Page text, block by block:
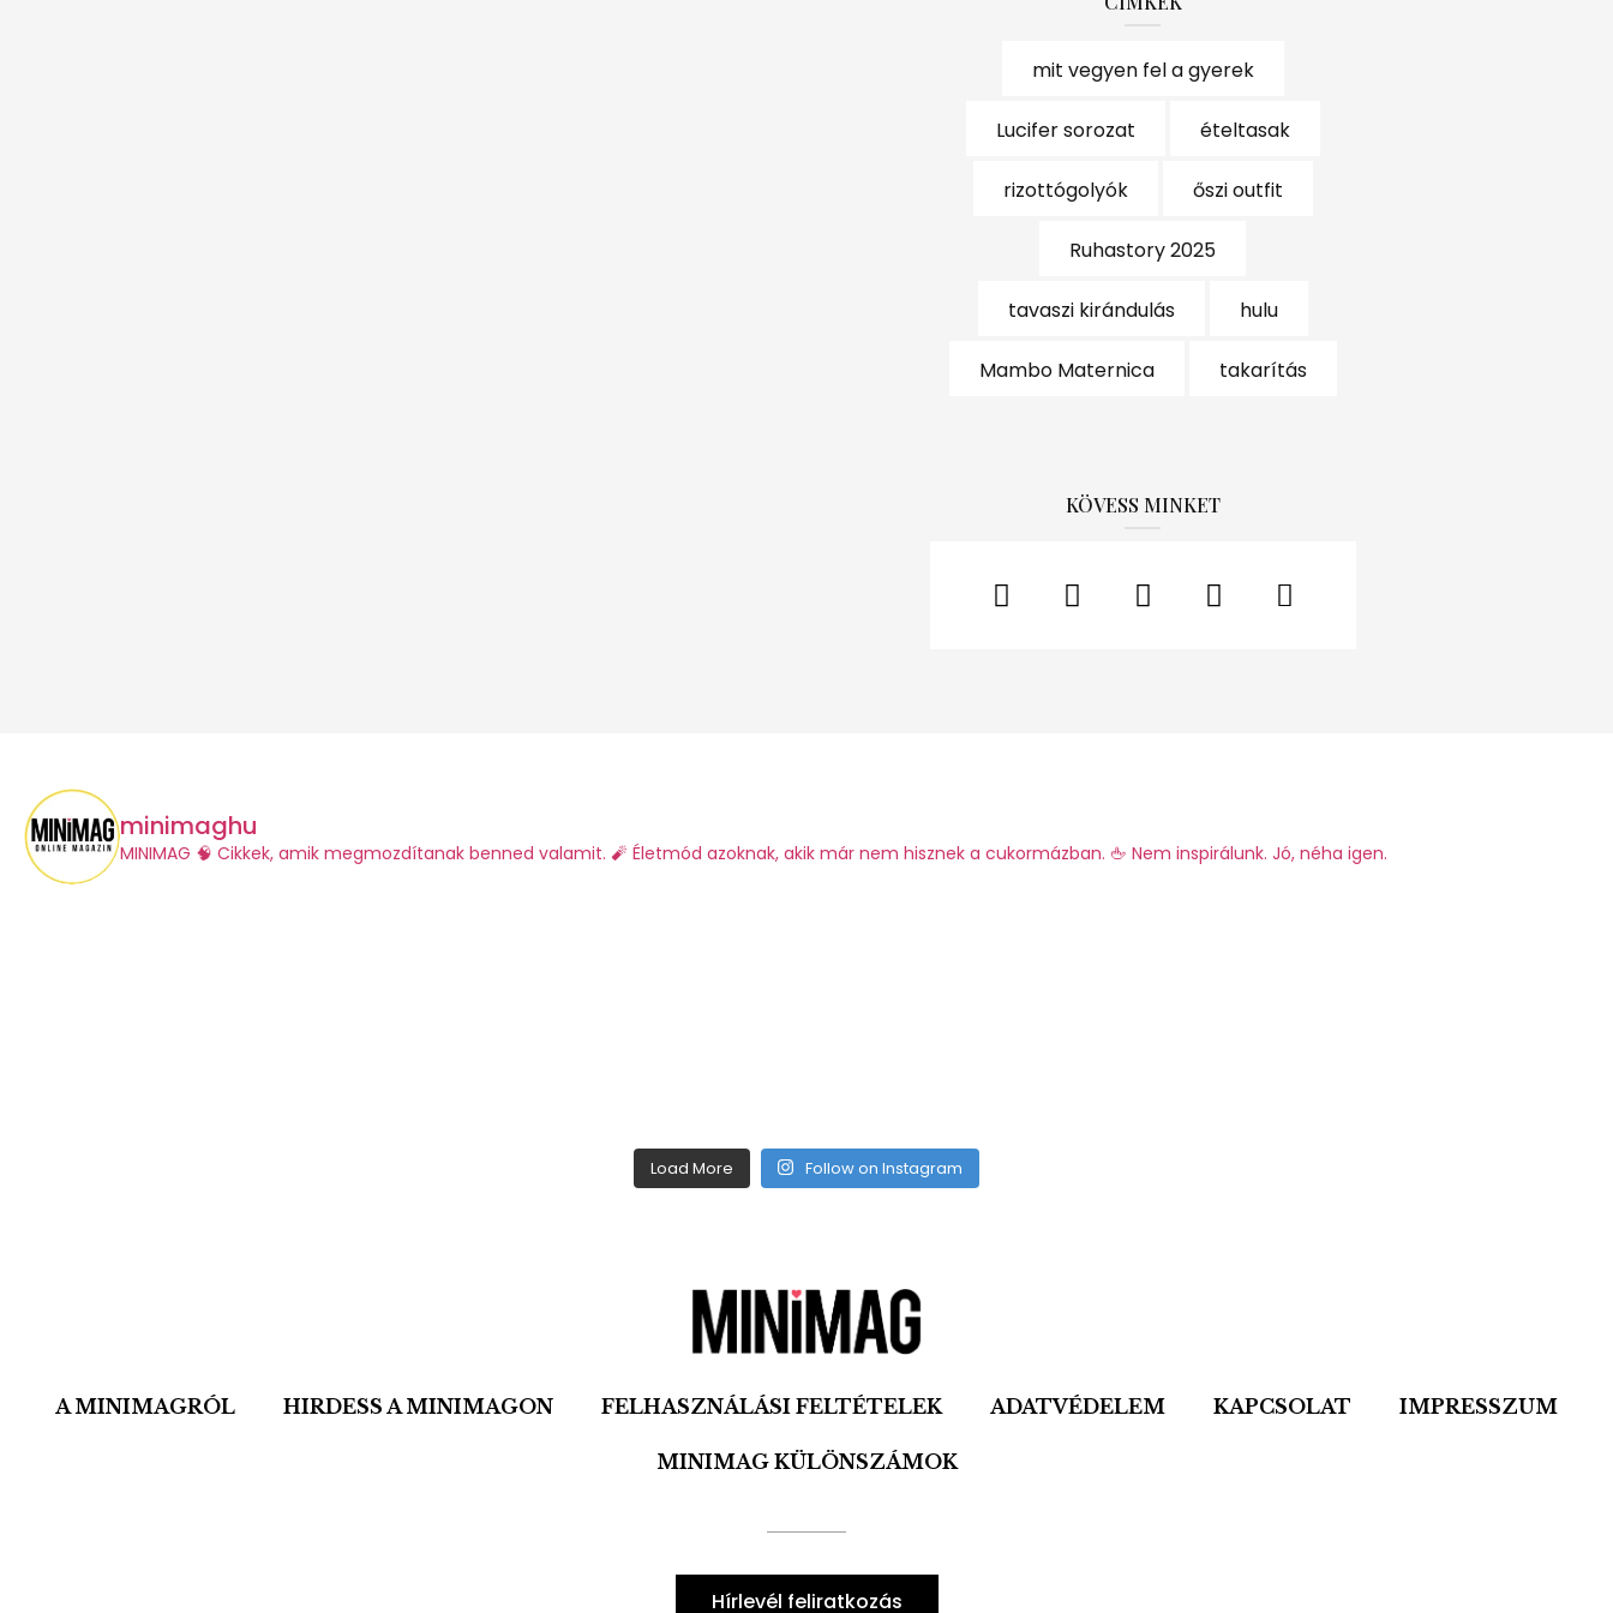
mit vegyen fel a gyerek
Lucifer sorozat ételtasak
rizottógolyók őszi outfit
Ruhastory 2025
tavaszi kirándulás hulu
Mambo Maternica takarítás
KÖVESS MINKET
minimaghu
​MINIMAG 🧠 Cikkek, amik megmozdítanak benned valamit. 🧨 Életmód azoknak, akik már nem hisznek a cukormázban. 🖕 Nem inspirálunk. Jó, néha igen.
Load More Follow on Instagram
A MINIMAGRÓL HIRDESS A MINIMAGON FELHASZNÁLÁSI FELTÉTELEK ADATVÉDELEM KAPCSOLAT IMPRESSZUM
MINIMAG KÜLÖNSZÁMOK
Hírlevél feliratkozás